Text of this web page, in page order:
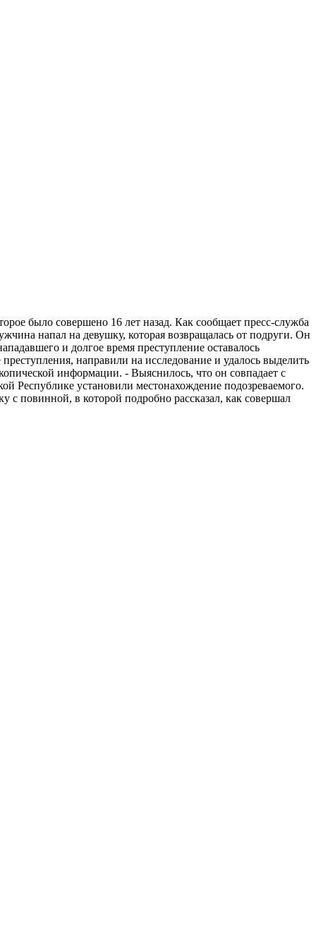
было совершено 16 лет назад. Как сообщает пресс-служба
напал на девушку, которая возвращалась от подруги. Он
и долгое время преступление оставалось
направили на исследование и удалось выделить
информации. - Выяснилось, что он совпадает с
Республике установили местонахождение подозреваемого.
с повинной, в которой подробно рассказал, как совершал